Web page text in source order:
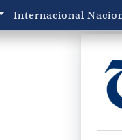
Internacional